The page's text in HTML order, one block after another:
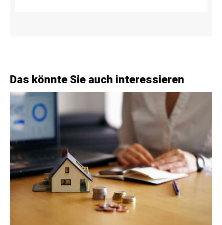
Das könnte Sie auch interessieren